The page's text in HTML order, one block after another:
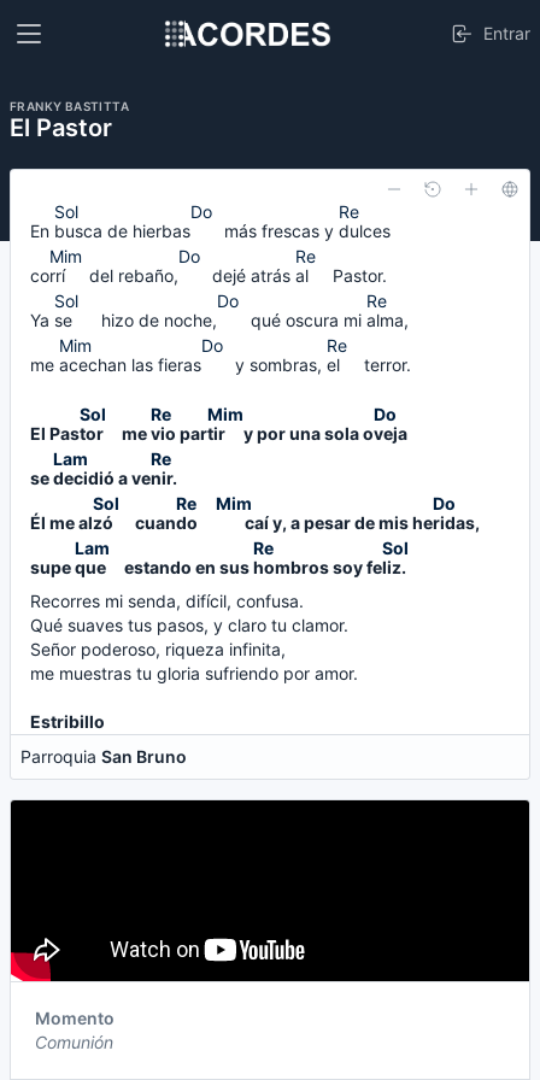
Entrar
FRANKY BASTITTA
El Pastor
En busca de hierbas más frescas y dulces
corrí del rebaño, dejé atrás al Pastor.
Ya se hizo de noche, qué oscura mi alma,
me acechan las fieras y sombras, el terror.
El Pastor mevio partir y por una sola oveja
sedecidió a venir.
Él me alzó cuando caí y, a pesar de mis heridas,
supeque estando en sushombros soy feliz.
Recorres mi senda, difícil, confusa.
Qué suaves tus pasos, y claro tu clamor.
Señor poderoso, riqueza infinita,
me muestras tu gloria sufriendo por amor.
Estribillo
Parroquia San Bruno
Momento
Comunión